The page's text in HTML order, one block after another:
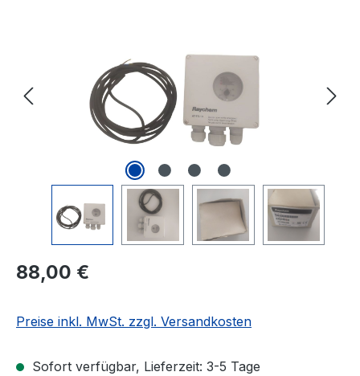
Regulärer Preis:
88,00 €
Preise inkl. MwSt. zzgl. Versandkosten
Sofort verfügbar, Lieferzeit: 3-5 Tage